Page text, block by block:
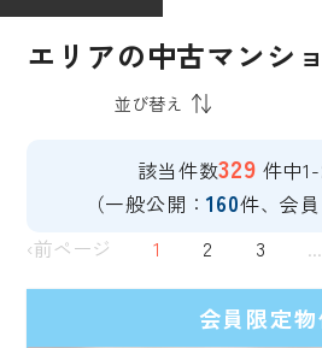
エリアの中古マンシ
該当件数329 件中
（一般公開：160件、会
‹前ページ
1 2 3 ...
会員限定